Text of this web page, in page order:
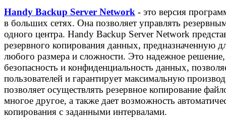
Handy Backup Server Network - это версия
в больших сетях. Она позволяет управлять
одного центра. Handy Backup Server Network
резервного копирования данных, предназначенную
любого размера и сложности. Это надежное
безопасность и конфиденциальность данных,
пользователей и гарантирует максимальную
позволяет осуществлять резервное копирование
многое другое, а также дает возможность
копирования с заданными интервалами.